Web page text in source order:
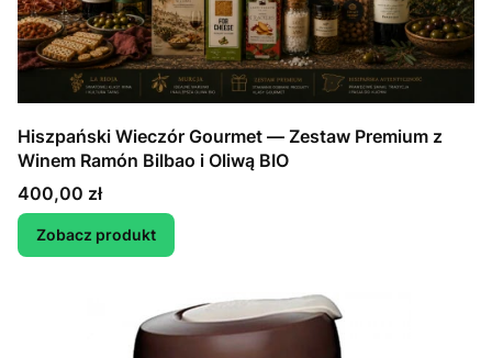
Hiszpański Wieczór Gourmet — Zestaw Premium z
Winem Ramón Bilbao i Oliwą BIO
Cena
400,00 zł
Zobacz produkt